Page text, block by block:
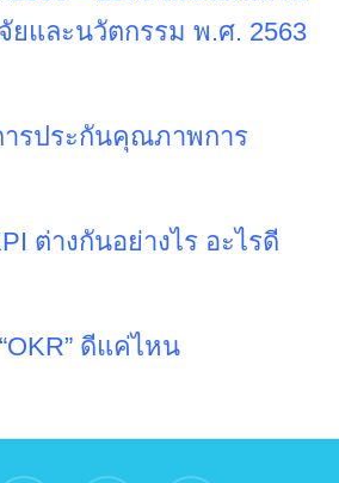
ยและนวัตกรรม พ.ศ. 2563
ารประกันคุณภาพการ
ต่างกันอย่างไร อะไรดี
ดีแค่ไหน